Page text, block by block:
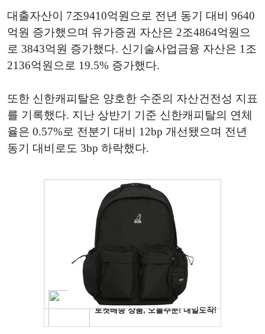
대출자산이 7조9410억원으로 전년 동기 대비 9640
억원 증가했으며 유가증권 자산은 2조4864억원으
로 3843억원 증가했다. 신기술사업금융 자산은 1조
2136억원으로 19.5% 증가했다.
또한 신한캐피탈은 양호한 수준의 자산건전성 지표
를 기록했다. 지난 상반기 기준 신한캐피탈의 연체
율은 0.57%로 전분기 대비 12bp 개선됐으며 전년
동기 대비로도 3bp 하락했다.